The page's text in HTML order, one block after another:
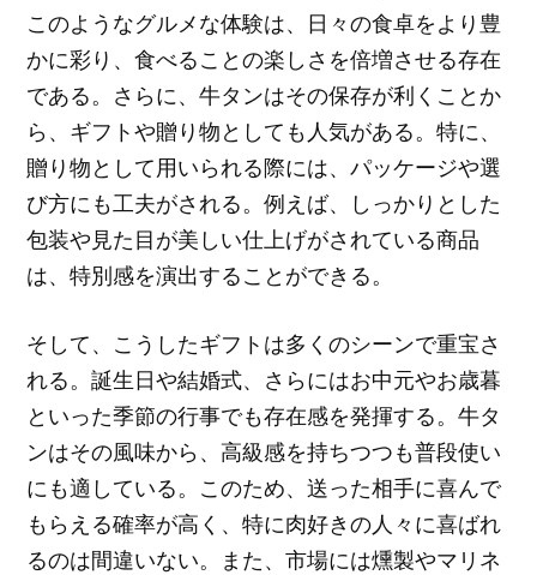
このようなグルメな体験は、日々の食卓をより豊
かに彩り、食べることの楽しさを倍増させる存在
である。さらに、牛タンはその保存が利くことか
ら、ギフトや贈り物としても人気がある。特に、
贈り物として用いられる際には、パッケージや選
び方にも工夫がされる。例えば、しっかりとした
包装や見た目が美しい仕上げがされている商品
は、特別感を演出することができる。
そして、こうしたギフトは多くのシーンで重宝さ
れる。誕生日や結婚式、さらにはお中元やお歳暮
といった季節の行事でも存在感を発揮する。牛タ
ンはその風味から、高級感を持ちつつも普段使い
にも適している。このため、送った相手に喜んで
もらえる確率が高く、特に肉好きの人々に喜ばれ
るのは間違いない。また、市場には燻製やマリネ